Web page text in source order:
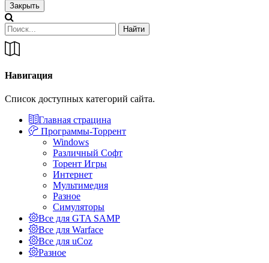
Закрыть
Навигация
Список доступных категорий сайта.
Главная страцина
Программы-Торрент
Windows
Различный Софт
Торент Игры
Интернет
Мультимедия
Разное
Симуляторы
Все для GTA SAMP
Все для Warface
Все для uCoz
Разное